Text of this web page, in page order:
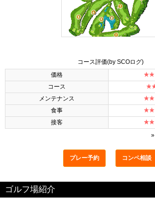
コース評価(by SCOログ)
価格
コース
メンテナンス
食事
接客
»
プレー予約 コンペ相談
ゴルフ場紹介